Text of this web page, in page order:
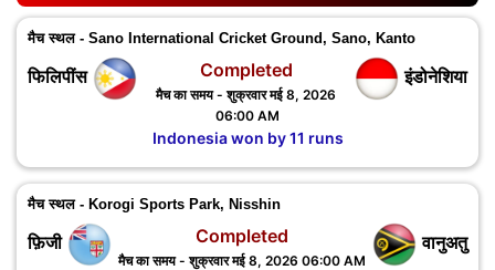
मैच स्थल - Sano International Cricket Ground, Sano, Kanto
फिलिपींस इंडोनेशिया
Completed
मैच का समय - शुक्रवार मई 8, 2026
06:00 AM
Indonesia won by 11 runs
मैच स्थल - Korogi Sports Park, Nisshin
फ़िजी वानुअतु
Completed
मैच का समय - शुक्रवार मई 8, 2026 06:00 AM